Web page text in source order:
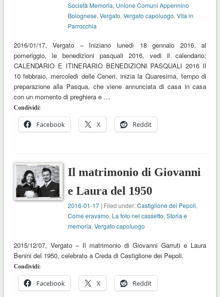
Società Memoria, Unione Comuni Appennino
Bolognese,Vergato,Vergato capoluogo,Vita in
Parrocchia
2016/01/17, Vergato – Iniziano lunedì 18 gennaio 2016, al
pomeriggio, le benedizioni pasquali 2016, vedi il calendario;
CALENDARIO E ITINERARIO BENEDIZIONI PASQUALI 2016 Il
10 febbraio, mercoledì delle Ceneri, inizia la Quaresima, tempo di
preparazione alla Pasqua, che viene annunciata di casa in casa
con un momento di preghiera e …
Condividi:
Facebook X Reddit
Il matrimonio di Giovanni
e Laura del 1950
2016-01-17 | Filed under:Castiglione dei Pepoli,
Come eravamo, La foto nel cassetto,Storia e
memoria,Vergato capoluogo
2015/12/07, Vergato – Il matrimonio di Giovanni Garruti e Laura
Benini del 1950, celebrato a Creda di Castiglione dei Pepoli.
Condividi:
Facebook X Reddit